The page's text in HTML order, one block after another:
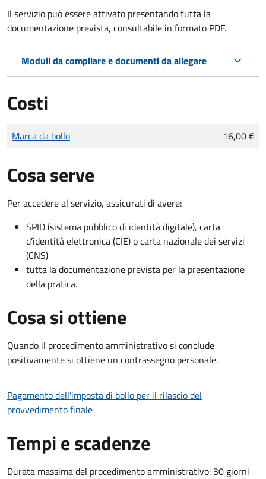
Il servizio può essere attivato presentando tutta la
documentazione prevista, consultabile in formato PDF.
Moduli da compilare e documenti da allegare
Costi
Tipo di pagamento
Importo
Marca da bollo 16,00 €
Cosa serve
Per accedere al servizio, assicurati di avere:
SPID (sistema pubblico di identità digitale), carta
d’identità elettronica (CIE) o carta nazionale dei servizi
(CNS)
tutta la documentazione prevista per la presentazione
della pratica.
Cosa si ottiene
Quando il procedimento amministrativo si conclude
positivamente si ottiene un contrassegno personale.
Pagamento dell'imposta di bollo per il rilascio del
provvedimento finale
Tempi e scadenze
Durata massima del procedimento amministrativo: 30 giorni